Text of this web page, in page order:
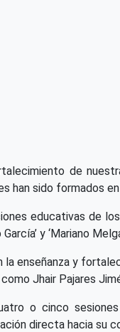
de
han sido formados
educativas de
y ‘Mariano
enseñanza y
Jhair Pajares
o cinco
directa hacia su